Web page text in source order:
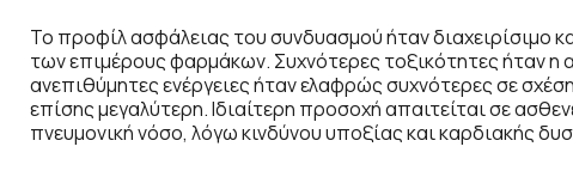
Το προφίλ ασφάλειας του συνδυασμού ήταν διαχειρίσιμο
των επιμέρους φαρμάκων. Συχνότερες τοξικότητες ήταν η
ανεπιθύμητες ενέργειες ήταν ελαφρώς συχνότερες σε
επίσης μεγαλύτερη. Ιδιαίτερη προσοχή απαιτείται σε
πνευμονική νόσο, λόγω κινδύνου υποξίας και καρδιακής